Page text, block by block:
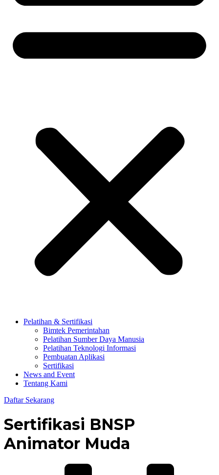
Pelatihan & Sertifikasi
Bimtek Pemerintahan
Pelatihan Sumber Daya Manusia
Pelatihan Teknologi Informasi
Pembuatan Aplikasi
Sertifikasi
News and Event
Tentang Kami
Daftar Sekarang
Sertifikasi BNSP
Animator Muda